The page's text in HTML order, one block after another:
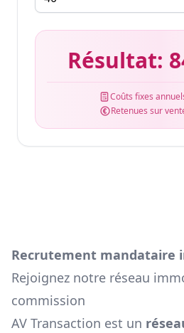
Résultat:
Coûts fixes
Retenues sur
Recrutement mandataire
Rejoignez notre réseau
commission
AV Transaction est un